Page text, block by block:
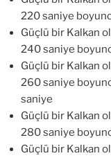
220 saniye
Güçlü bir Kalkan
240 saniye
Güçlü bir Kalkan
260 saniye
saniye
Güçlü bir Kalkan
280 saniye
Güçlü bir Kalkan